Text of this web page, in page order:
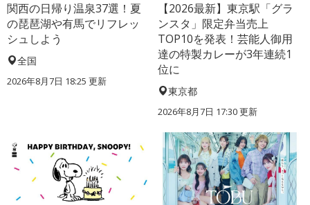
関西の日帰り温泉37選！夏
の琵琶湖や有馬でリフレッ
シュしよう
全国
2026年8月7日 18:25 更新
【2026最新】東京駅「グラ
ンスタ」限定弁当売上
TOP10を発表！芸能人御用
達の特製カレーが3年連続1
位に
東京都
2026年8月7日 17:30更新